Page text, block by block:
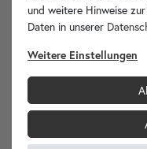
Ihr Spezialist
und weitere Hinweise
Daten in unserer
Weitere Einstellungen